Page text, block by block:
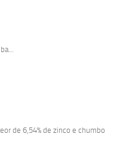
de 6,54% de zinco e chumbo